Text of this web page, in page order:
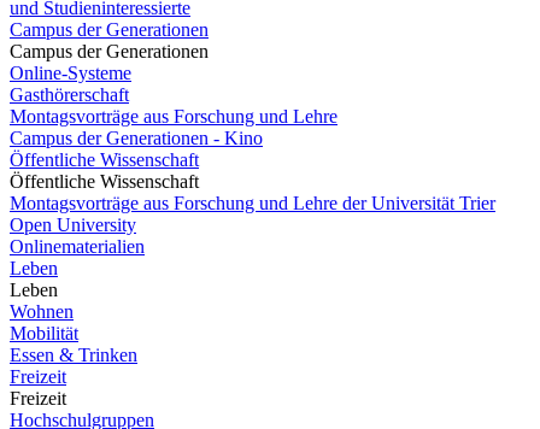
und Studieninteressierte
Campus der Generationen
Campus der Generationen
Online-Systeme
Gasthörerschaft
Montagsvorträge aus Forschung und Lehre
Campus der Generationen - Kino
Öffentliche Wissenschaft
Öffentliche Wissenschaft
Montagsvorträge aus Forschung und Lehre der Universität Trier
Open University
Onlinematerialien
Leben
Leben
Wohnen
Mobilität
Essen & Trinken
Freizeit
Freizeit
Hochschulgruppen